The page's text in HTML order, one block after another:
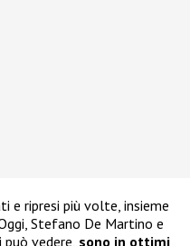
e ripresi più volte, insieme
Stefano De Martino e
vedere, sono in ottimi